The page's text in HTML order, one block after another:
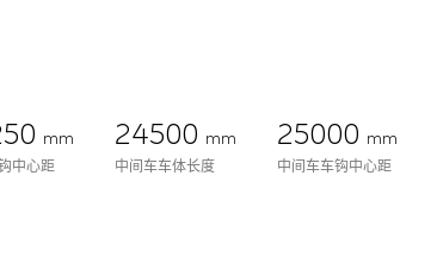
mm
中心距
24500 mm
中间车车体长度
25000 mm
中间车车钩中心距